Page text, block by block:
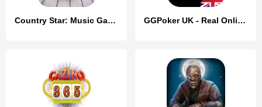
Country Star: Music Game GGPoker UK - Real Online Poker